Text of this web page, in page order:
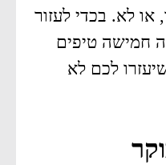
או לא. בכדי לעזור
חמישה טיפים
לכם לא